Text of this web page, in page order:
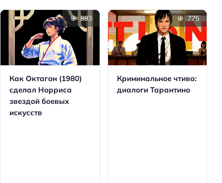
Как Октагон (1980)
сделал Норриса
звездой боевых
искусств
893
Криминальное чтиво:
диалоги Тарантино
775